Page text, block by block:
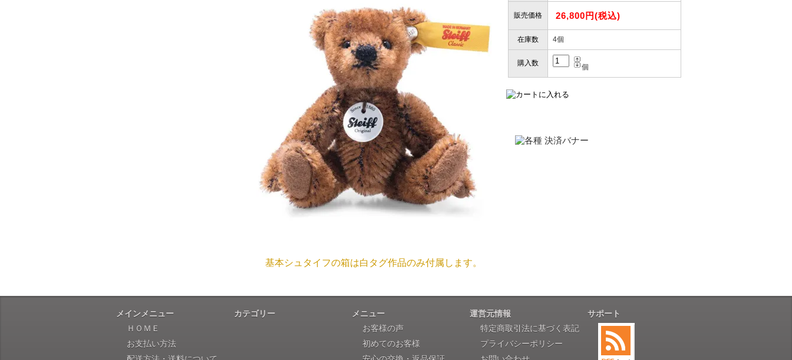
商品は全て当店へ入荷させたのち欠品を行いお客様宅へお届けします。
関税はすべて当店にて処理しますのでお客様のご負担は一切ありません。
商品が届くまでにはどのくらいの期間がかかりますか？
国内で一度検品をしますので、決済確認後、２～４週間でのお届けとなります。
尚、オーダー注文の場合は４～８週間でのお届けとなります。
（稀に、通関手続き等に時間がかかり、納期が遅れる場合がありますので、ご了承の程よろしく
お願い致します。）
注文のキャンセルは可能ですか？
お取り寄せ商品となっておりますため、仕入先へ発注後のキャンセルは受け付けかねます。
個人情報の漏洩は大丈夫でしょうか？
使用しております。お買い物・お問い合わせで送信される全てのデータはSSL暗号化通信により
保護されますので、ご安心してお買い物をお楽しみください。
商品画像は撮影用で撮られたものですので違う商品が届きます。
千葉県 U・Y 様 （女性）
「ChatGPTを利用したところ「くまの小屋」さんを紹介され…」
「送られる際にメールなどで届けて頂きとても安心感がありました」
大阪府 Y・W 様 （男性）
「取り扱っているNetショップで一番信用出来そうだった」
「ベアちゃんの紹介分が丁寧に書かれていたこと（いつの作品など）」
埼玉県 K・I 様 （女性）
「購入してから商品到着までメールを何度か頂き、対応に誠実さを感じました」
販売価格 26,800円(税込)
在庫数 4個
購入数 個
基本シュタイフの箱は白タグ作品のみ付属します。
メインメニュー
ＨＯＭＥ
お支払い方法
カテゴリー
メニュー
お客様の声
初めてのお客様
運営元情報
特定商取引法に基づく表記
プライバシーポリシー
サポート